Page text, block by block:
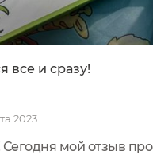
все и сразу!
2023
мой отзыв про